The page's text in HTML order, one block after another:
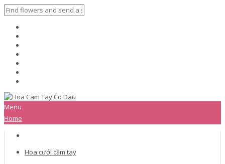
Menu
Home
Hoa cưới cầm tay